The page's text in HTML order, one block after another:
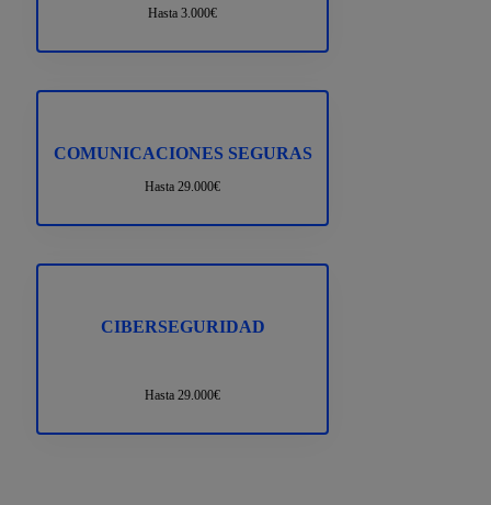
Hasta 3.000€
COMUNICACIONES SEGURAS
Hasta 29.000€
CIBERSEGURIDAD
Hasta 29.000€